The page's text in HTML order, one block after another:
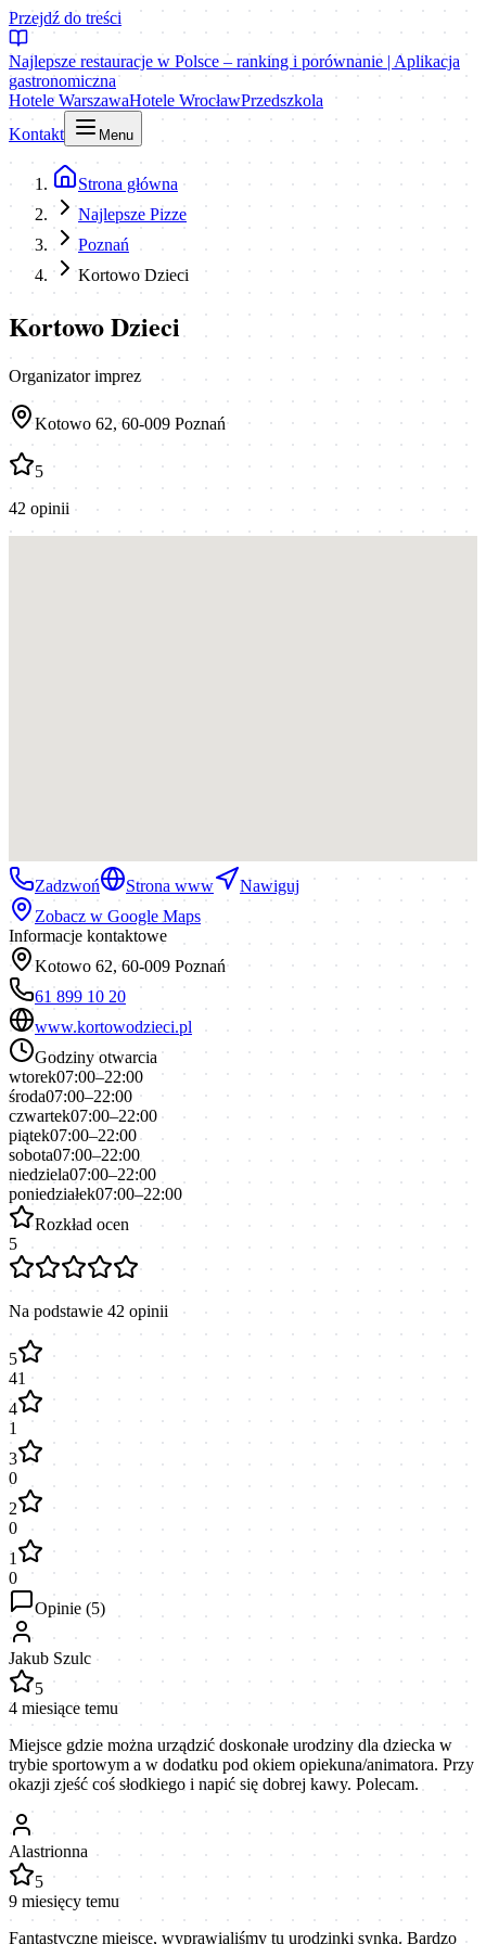
Przejdź do treści
Najlepsze restauracje w Polsce – ranking i porównanie | Aplikacja
gastronomiczna
Hotele WarszawaHotele WrocławPrzedszkola
Kontakt
Menu
Strona główna
Najlepsze Pizze
Poznań
Kortowo Dzieci
Kortowo Dzieci
Organizator imprez
Kotowo 62, 60-009 Poznań
5
42 opinii
Zadzwoń Strona www
Nawiguj
Zobacz w Google Maps
Informacje kontaktowe
Kotowo 62, 60-009 Poznań
61 899 10 20
www.kortowodzieci.pl
Godziny otwarcia
wtorek07:00–22:00
środa07:00–22:00
czwartek07:00–22:00
piątek07:00–22:00
sobota07:00–22:00
niedziela07:00–22:00
poniedziałek07:00–22:00
Rozkład ocen
5
Na podstawie 42 opinii
5
41
4
1
3
0
2
0
1
0
Opinie (5)
Jakub Szulc
5
4 miesiące temu
Miejsce gdzie można urządzić doskonałe urodziny dla dziecka w
trybie sportowym a w dodatku pod okiem opiekuna/animatora. Przy
okazji zjeść coś słodkiego i napić się dobrej kawy. Polecam.
Alastrionna
5
9 miesięcy temu
Fantastyczne miejsce, wyprawialiśmy tu urodzinki synka. Bardzo